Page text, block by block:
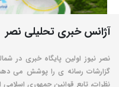
آژانس خبری تحلیلی نصر
نصر نیوز اولین پایگاه خبری در
گزارشات رسانه ی را پوشش می
نظرات، تابع قوانین جمهوری